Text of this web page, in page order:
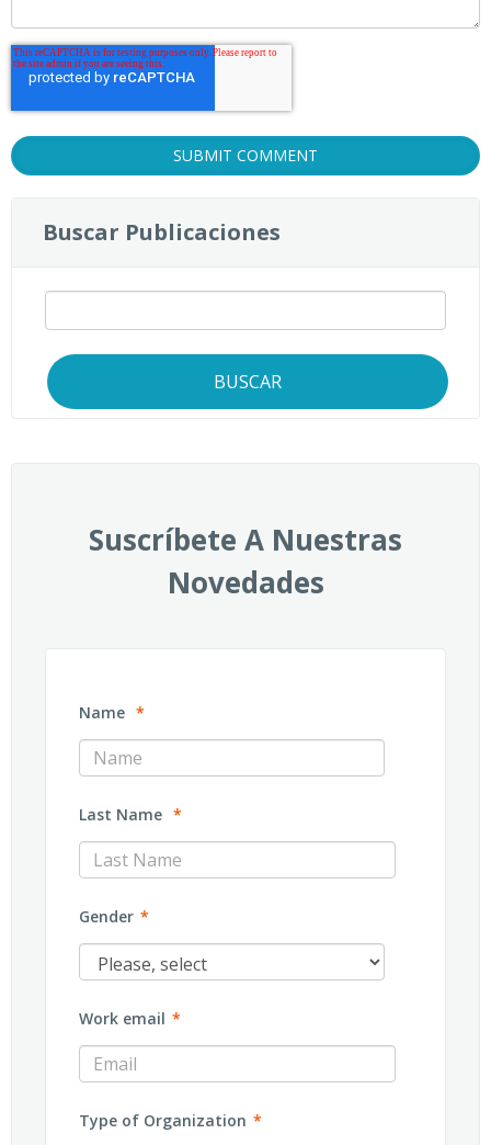
Buscar Publicaciones
BUSCAR
Suscríbete A Nuestras
Novedades
Name *
Last Name *
Gender *
Work email *
Type of Organization *